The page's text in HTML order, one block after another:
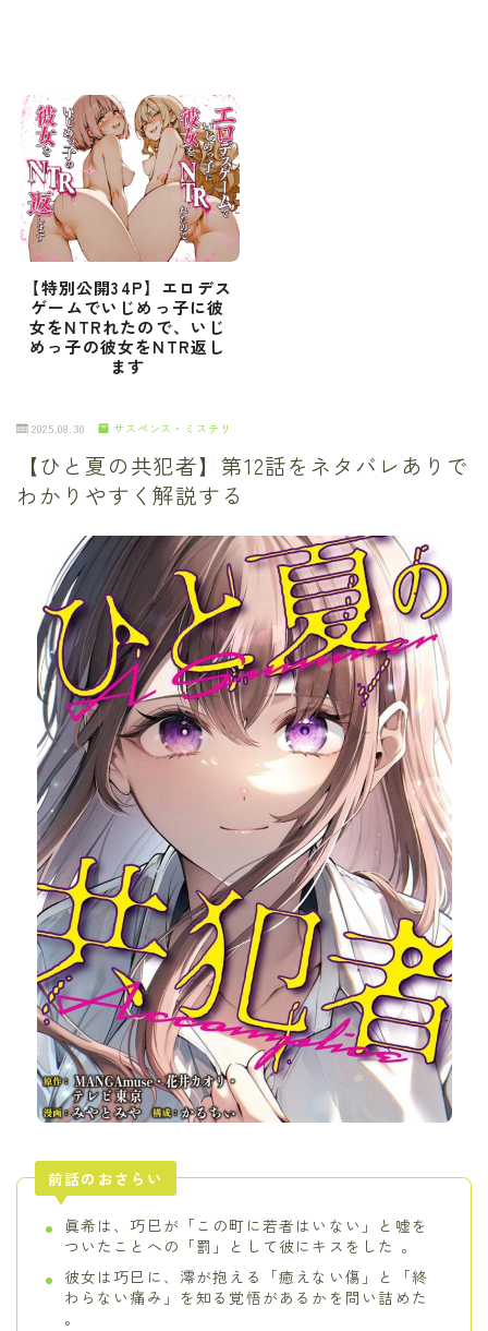
【特別公開34P】エロデス
ゲームでいじめっ子に彼
女をNTRれたので、いじ
めっ子の彼女をNTR返し
ます
2025.08.30 サスペンス・ミステリ
【ひと夏の共犯者】第12話をネタバレありで
わかりやすく解説する
前話のおさらい
眞希は、巧巳が「この町に若者はいない」と嘘を
ついたことへの「罰」として彼にキスをした 。
彼女は巧巳に、澪が抱える「癒えない傷」と「終
わらない痛み」を知る覚悟があるかを問い詰めた
。